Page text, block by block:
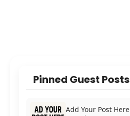
Pinned Guest Posts
Add Your Post Here